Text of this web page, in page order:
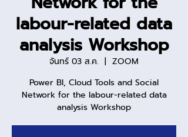
labour-related data
analysis Workshop
จันทร์ 03 ส.ค.
  |
ZOOM
Power BI, Cloud Tools and Social
Network for the labour-related data
analysis Workshop